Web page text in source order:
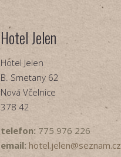
Hotel Jelen
Hotel Jelen
B. Smetany 62
Nová Včelnice
378 42
telefon: 775 976 226
email: hotel.jelen@seznam.cz